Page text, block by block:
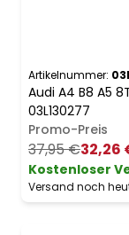
Artikelnummer:
Audi A4 B8 A5
03L130277
Promo-Preis
37,95 €32,26
Kostenloser
Versand noch